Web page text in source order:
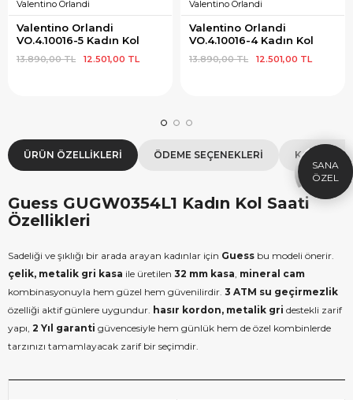
Valentino Orlandi
Valentino Orlandi
VO.4.10016-5 Kadın Kol
12.501,00 TL
13.890,00 TL
Valentino Orlandi
Valentino Orlandi
VO.4.10016-4 Kadın Kol
12.501,00 TL
13.890,00 TL
ÜRÜN ÖZELLIKLERI ÖDEME SEÇENEKLERI KOLAY
Guess GUGW0354L1 Kadın Kol Saati
Özellikleri
Sadeliği ve şıklığı bir arada arayan kadınlar için Guess bu modeli önerir.
çelik, metalik gri kasa ile üretilen 32 mm kasa mineral cam
kombinasyonuyla hem güzel hem güvenilirdir. 3 ATM su geçirmezlik
özelliği aktif günlere uygundur. hasır kordon, metalik gri destekli zarif
yapı, 2 Yıl garanti güvencesiyle hem günlük hem de özel kombinlerde
tarzınızı tamamlayacak zarif bir seçimdir.
HEDIYE
ÇEKI
1.000 TL Hediye Çeki
HEDIYE1000